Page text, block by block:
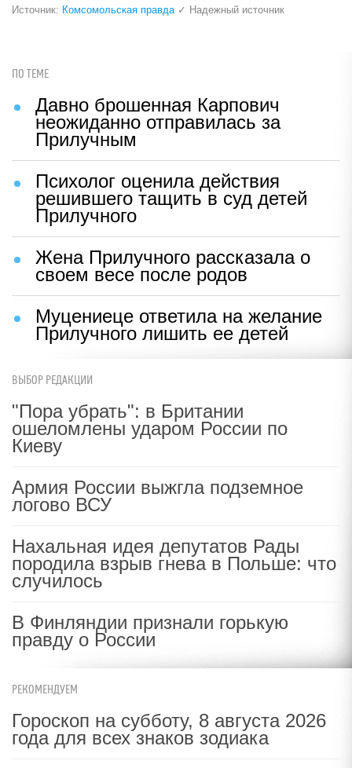
Источник: Комсомольская правда✓ Надежный источник
ПО ТЕМЕ
Давно брошенная Карпович
неожиданно отправилась за
Прилучным
Психолог оценила действия
решившего тащить в суд детей
Прилучного
Жена Прилучного рассказала о
своем весе после родов
Муцениеце ответила на желание
Прилучного лишить ее детей
ВЫБОР РЕДАКЦИИ
"Пора убрать": в Британии
ошеломлены ударом России по
Киеву
Армия России выжгла подземное
логово ВСУ
Нахальная идея депутатов Рады
породила взрыв гнева в Польше: что
случилось
В Финляндии признали горькую
правду о России
РЕКОМЕНДУЕМ
Гороскоп на субботу, 8 августа 2026
года для всех знаков зодиака